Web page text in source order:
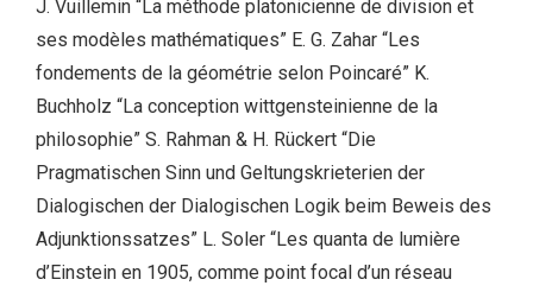
J. Vuillemin “La méthode platonicienne de division et
ses modèles mathématiques” E. G. Zahar “Les
fondements de la géométrie selon Poincaré” K.
Buchholz “La conception wittgensteinienne de la
philosophie” S. Rahman & H. Rückert “Die
Pragmatischen Sinn und Geltungskrieterien der
Dialogischen der Dialogischen Logik beim Beweis des
Adjunktionssatzes” L. Soler “Les quanta de lumière
d’Einstein en 1905, comme point focal d’un réseau